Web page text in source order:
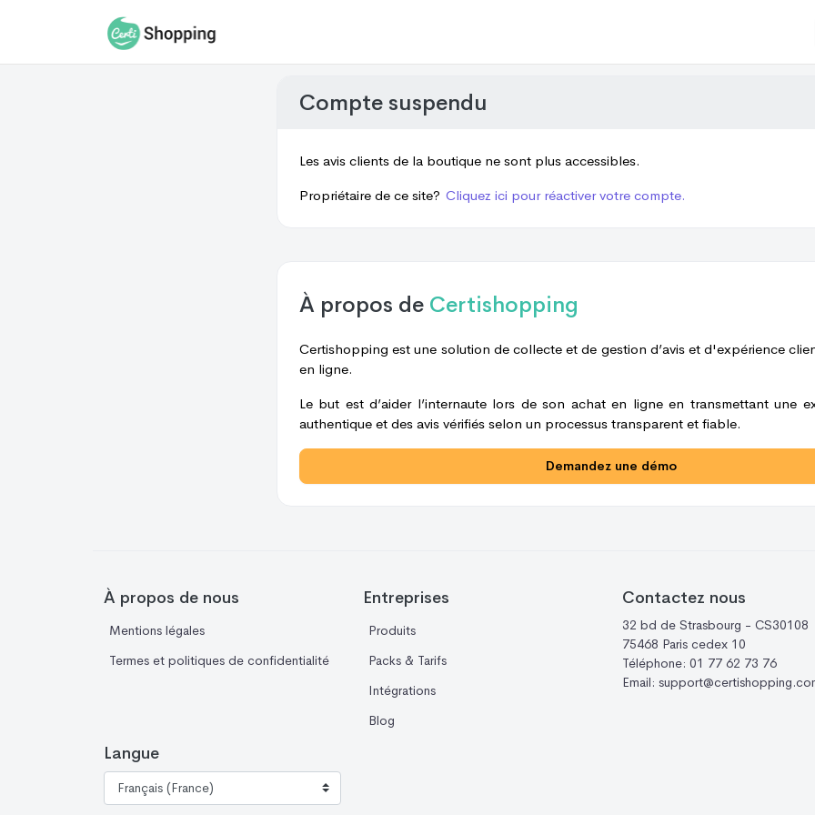
Compte suspendu
Les avis clients de la boutique ne sont plus accessibles.
Propriétaire de ce site? Cliquez ici pour réactiver votre compte.
À propos de Certishopping
Certishopping est une solution de collecte et de gestion d’avis et d'expérience
en ligne.
Le but est d’aider l’internaute lors de son achat en ligne en transmettant une
authentique et des avis vérifiés selon un processus transparent et fiable.
Demandez une démo
À propos de nous
Mentions légales
Termes et politiques de confidentialité
Entreprises
Produits
Packs & Tarifs
Intégrations
Blog
Contactez nous
32 bd de Strasbourg - CS30108
75468 Paris cedex 10
Téléphone: 01 77 62 73 76
Email:
Langue